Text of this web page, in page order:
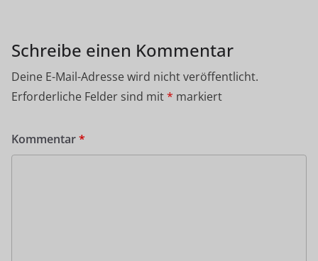
Schreibe einen Kommentar
Deine E-Mail-Adresse wird nicht veröffentlicht.
Erforderliche Felder sind mit* markiert
Kommentar*